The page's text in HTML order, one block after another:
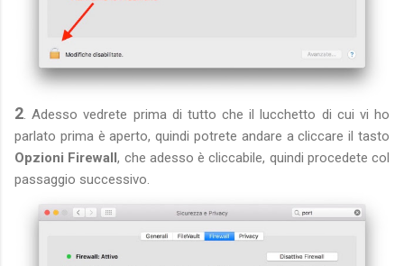
2. Adesso vedrete prima di tutto che il lucchetto di cui vi ho
parlato prima è aperto, quindi potrete andare a cliccare il tasto
Opzioni Firewall, che adesso è cliccabile, quindi procedete col
passaggio successivo.